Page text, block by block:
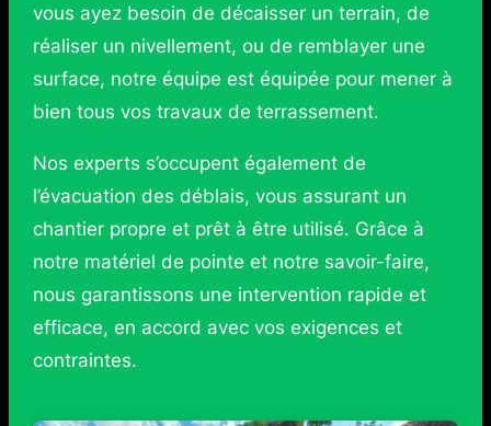
vous ayez besoin de décaisser un terrain, de
réaliser un nivellement, ou de remblayer une
surface, notre équipe est équipée pour mener à
bien tous vos travaux de terrassement.
Nos experts s’occupent également de
l’évacuation des déblais, vous assurant un
chantier propre et prêt à être utilisé. Grâce à
notre matériel de pointe et notre savoir-faire,
nous garantissons une intervention rapide et
efficace, en accord avec vos exigences et
contraintes.